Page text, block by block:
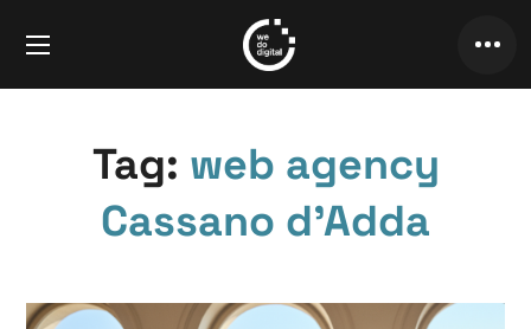
Tag: web agency
Cassano d’Adda